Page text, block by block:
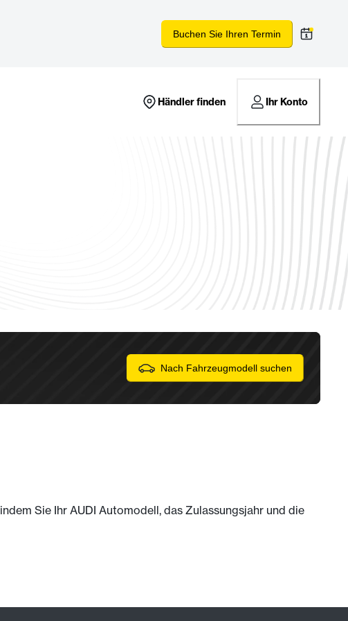
Buchen Sie Ihren Termin
Händler finden Ihr Konto
Nach Fahrzeugmodell suchen
Sie Ihr AUDI Automodell, das Zulassungsjahr und die